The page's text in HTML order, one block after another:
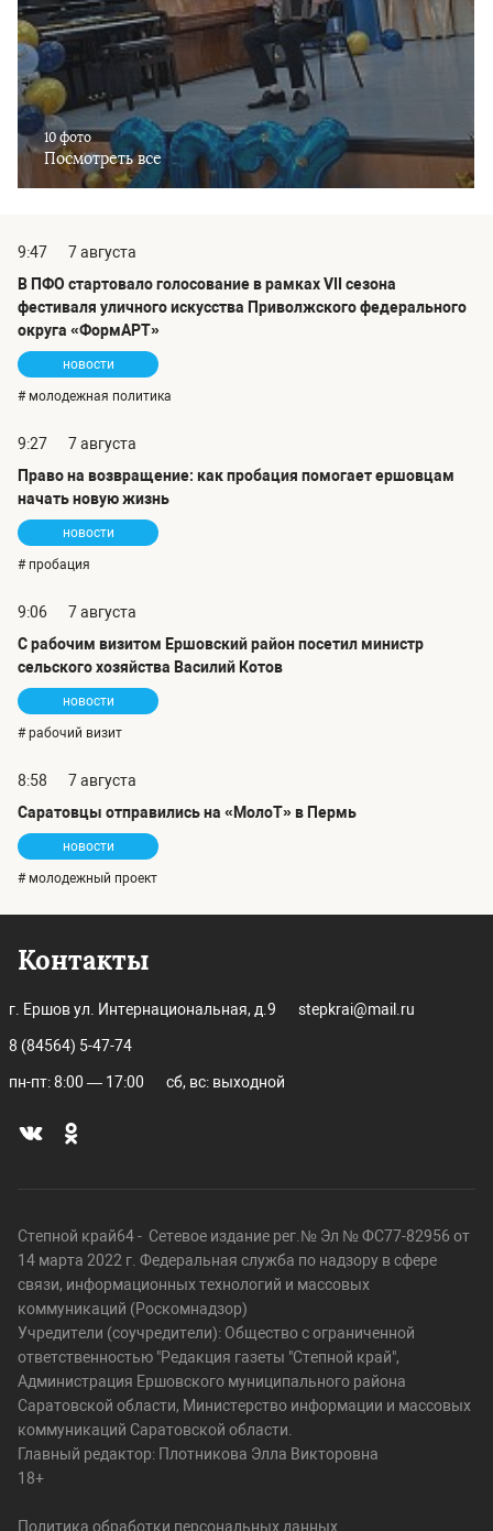
10 фото
Посмотреть все
9:47
7 августа
В ПФО стартовало голосование в рамках VII сезона
фестиваля уличного искусства Приволжского федерального
округа «ФормАРТ»
новости
# молодежная политика
9:27
7 августа
Право на возвращение: как пробация помогает ершовцам
начать новую жизнь
новости
# пробация
9:06
7 августа
С рабочим визитом Ершовский район посетил министр
сельского хозяйства Василий Котов
новости
# рабочий визит
8:58
7 августа
Саратовцы отправились на «МолоТ» в Пермь
новости
# молодежный проект
Контакты
г. Ершов ул. Интернациональная, д.9 stepkrai@mail.ru
8 (84564) 5-47-74
пн-пт: 8:00 — 17:00 сб, вс: выходной
Степной край64 - Сетевое издание рег.№ Эл № ФС77-82956 от
14 марта 2022 г. Федеральная служба по надзору в сфере
связи, информационных технологий и массовых
коммуникаций (Роскомнадзор)
Учредители (соучредители): Общество с ограниченной
ответственностью "Редакция газеты "Степной край",
Администрация Ершовского муниципального района
Саратовской области, Министерство информации и массовых
коммуникаций Саратовской области.
Главный редактор: Плотникова Элла Викторовна
18+
Политика обработки персональных данных